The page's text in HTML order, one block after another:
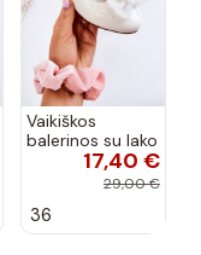
Vaikiškos
balerinos su lako
efektu ir
kaspinais baltos
17,40 €
29,00 €
36